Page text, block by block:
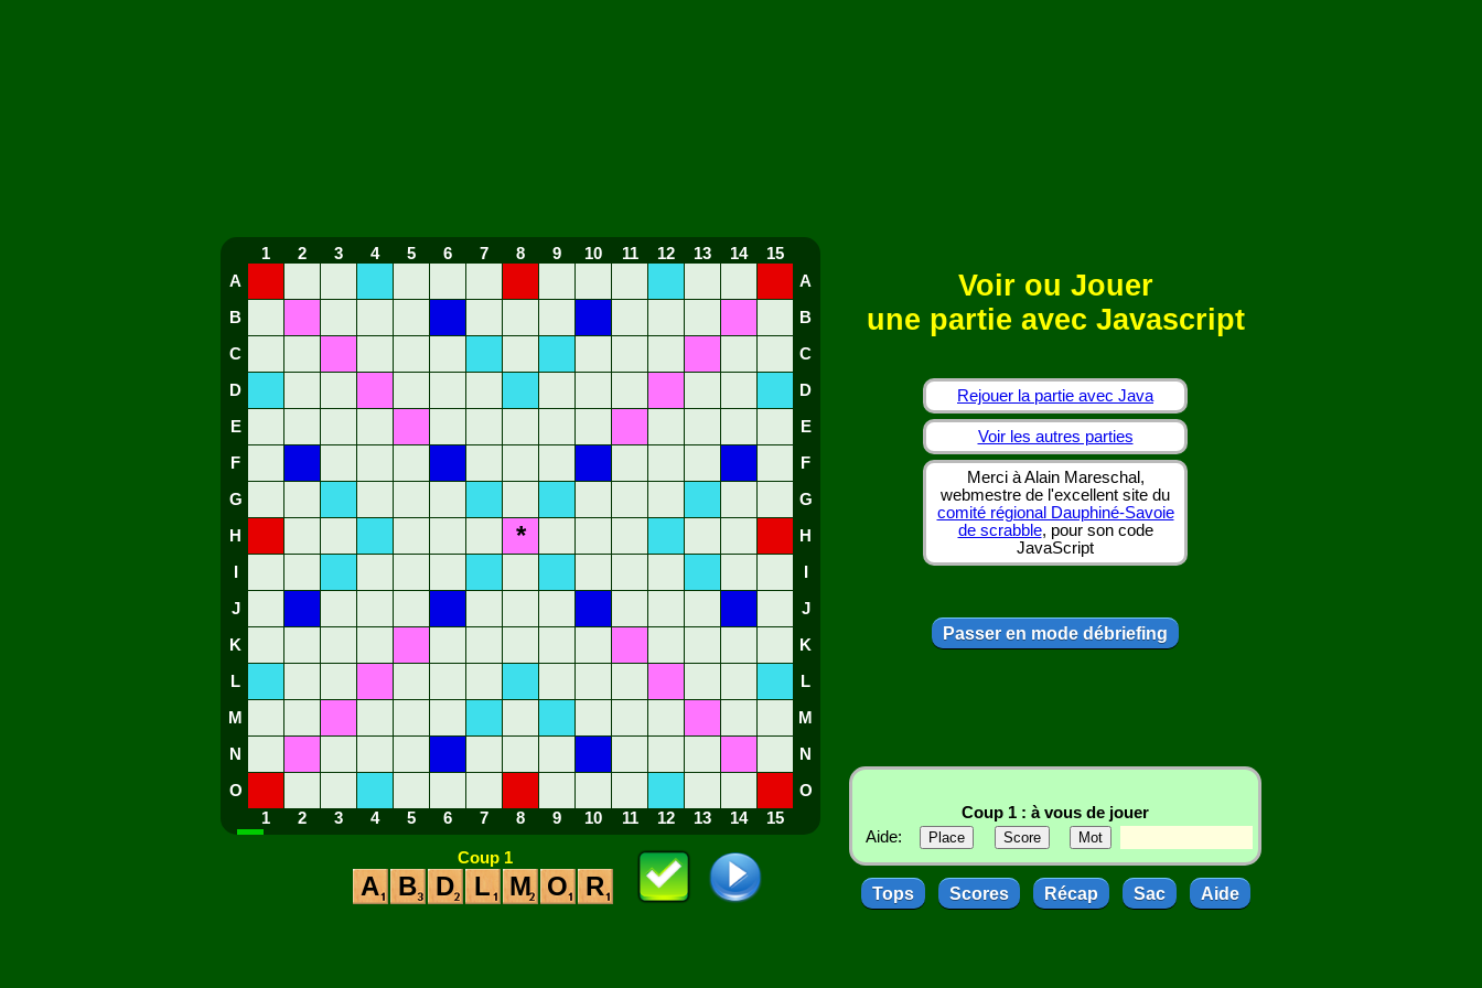
1 2 3 4 5 6 7 8 9 10 11 12 13 14
15
A
A
B B
C C
D D
E E
F F
G G
H * H
J J
K K
L L
M M
N N
O
O
1
2 3 4 5 6 7 8 9 10 11 12 13 14 15
Coup 1
A B D L M O R
Voir ou Jouer
une partie avec Javascript
Rejouer la partie avec Java
Voir les autres parties
Merci à Alain Mareschal,
webmestre de l'excellent site du
comité régional Dauphiné-Savoie
de scrabble, pour son code
JavaScript
Passer en mode débriefing
Coup 1 : à vous de jouer
Aide:
Tops Scores Récap Sac Aide